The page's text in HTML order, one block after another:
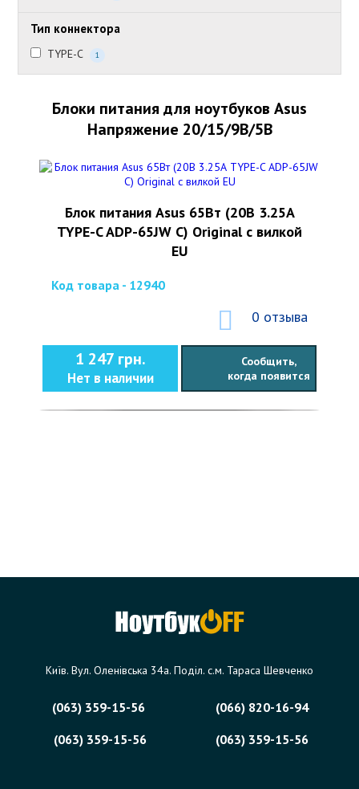
Тип коннектора
TYPE-C 1
Блоки питания для ноутбуков Asus
Напряжение 20/15/9В/5В
Блок питания Asus 65Вт (20В 3.25А
TYPE-C ADP-65JW C) Original с вилкой
EU
Код товара - 12940
0 отзыва
1 247 грн.
Нет в наличии
Сообщить,
когда появится
Київ. Вул. Оленівська 34а. Поділ. с.м. Тараса Шевченко
(063) 359-15-56
(066) 820-16-94
(063) 359-15-56
(063) 359-15-56